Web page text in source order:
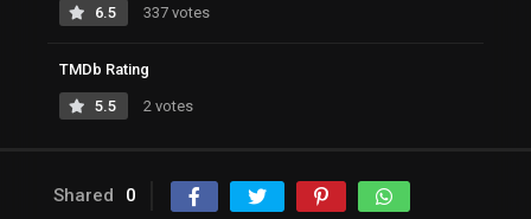
6.5 337 votes
TMDb Rating
5.5 2 votes
Shared 0